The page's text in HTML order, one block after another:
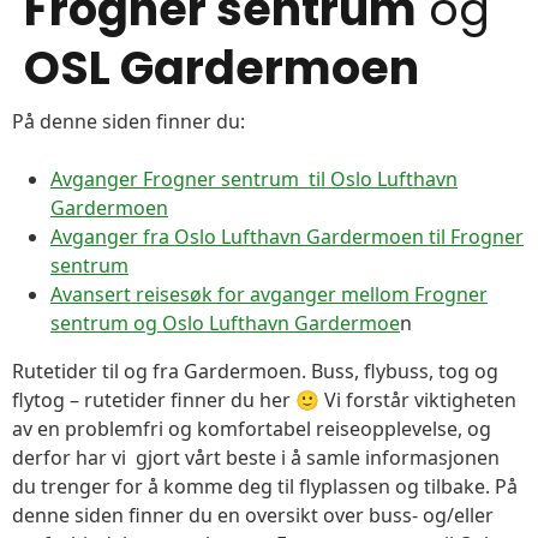
OSL Gardermoen
På denne siden finner du:
Avganger Frogner sentrum til Oslo Lufthavn
Gardermoen
Avganger fra Oslo Lufthavn Gardermoen til Frogner
sentrum
Avansert reisesøk for avganger mellom Frogner
sentrum og Oslo Lufthavn Gardermoen
Rutetider til og fra Gardermoen. Buss, flybuss, tog og
flytog – rutetider finner du her 🙂 Vi forstår viktigheten
av en problemfri og komfortabel reiseopplevelse, og
derfor har vi gjort vårt beste i å samle informasjonen
du trenger for å komme deg til flyplassen og tilbake. På
denne siden finner du en oversikt over buss- og/eller